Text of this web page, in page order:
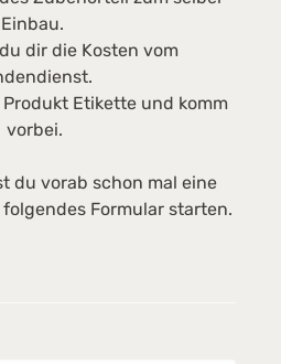
Einbau.
dir die Kosten vom
Etikette und komm
vorbei.
du vorab schon mal eine
Formular starten.